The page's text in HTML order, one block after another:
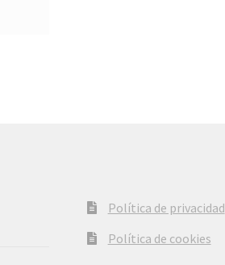
Política de privacidad
Política de cookies